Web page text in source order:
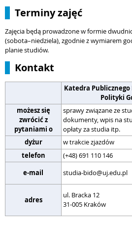
Terminy zajęć
Zajęcia będą prowadzone w formie
(sobota–niedziela), zgodnie z wymiarem
planie studiów.
Kontakt
Katedra Publicznego
Polityki
możesz się
zwrócić z
pytaniami o
sprawy związane ze
dokumenty, wpis na
opłaty za studia itp.
dyżur w trakcie zjazdów
telefon
(+48) 691 110 146
e-mail
studia-bido@uj.edu.pl
adres
ul. Bracka 12
31-005 Kraków